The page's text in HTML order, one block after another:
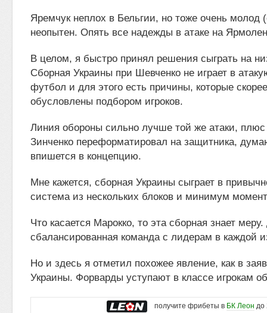
Яремчук неплох в Бельгии, но тоже очень молод
неопытен. Опять все надежды в атаке на
В целом, я быстро принял решения сыграть на
Сборная Украины при Шевченко не играет в
футбол и для этого есть причины, которые
обусловлены подбором игроков.
Линия обороны сильно лучше той же атаки, плюс
Зинченко переформатировал на защитника,
впишется в концепцию.
Мне кажется, сборная Украины сыграет в
система из нескольких блоков и минимум
Что касается Марокко, то эта сборная знает
сбалансированная команда с лидерам в каждой
Но и здесь я отметил похожее явление, как в
Украины. Форварды уступают в классе игрокам
получите фрибеты в БК Леон до